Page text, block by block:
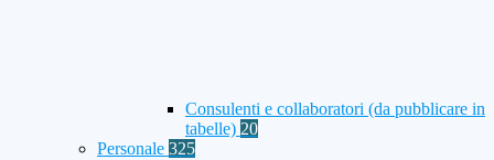
Consulenti e collaboratori (da pubblicare in
tabelle) 20
Personale 325